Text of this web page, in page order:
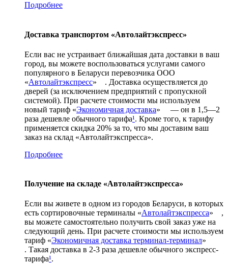
Подробнее
Доставка транспортом «Автолайтэкспресс»
Если вас не устраивает ближайшая дата доставки в ваш
город, вы можете воспользоваться услугами самого
популярного в Беларуси перевозчика ООО
«Автолайтэкспресс»
. Доставка осуществляется до
дверей (за исключением предприятий с пропускной
системой). При расчете стоимости мы используем
новый тариф «Экономичная доставка»
— он в 1,5—2
раза дешевле обычного тарифа¹. Кроме того, к тарифу
применяется скидка 20% за то, что мы доставим ваш
заказ на склад «Автолайтэкспресса».
Подробнее
Получение на складе «Автолайтэкспресса»
Если вы живете в одном из городов Беларуси, в которых
есть сортировочные терминалы «Автолайтэкспресса»
,
вы можете самостоятельно получить свой заказ уже на
следующий день. При расчете стоимости мы используем
тариф «Экономичная доставка терминал-терминал»
. Такая доставка в 2-3 раза дешевле обычного экспресс-
тарифа¹.